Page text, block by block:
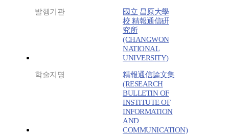
발행기관
國立 昌原大學
校 精報通信硏
究所
(CHANGWON
NATIONAL
UNIVERSITY)
학술지명
精報通信論文集
(RESEARCH
BULLETIN OF
INSTITUTE OF
INFORMATION
AND
COMMUNICATION)